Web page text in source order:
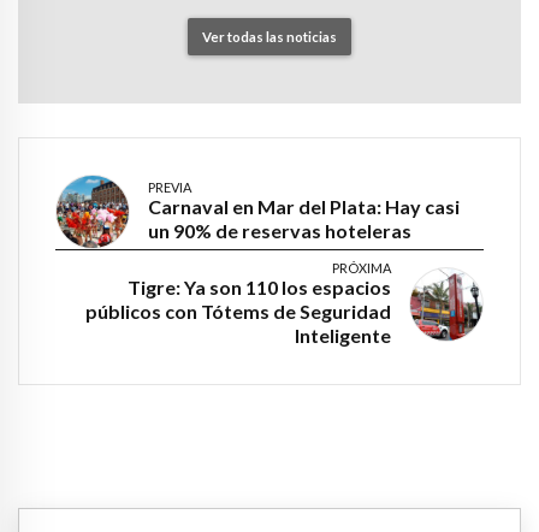
Ver todas las noticias
PREVIA
Carnaval en Mar del Plata: Hay casi
un 90% de reservas hoteleras
PRÓXIMA
Tigre: Ya son 110 los espacios
públicos con Tótems de Seguridad
Inteligente